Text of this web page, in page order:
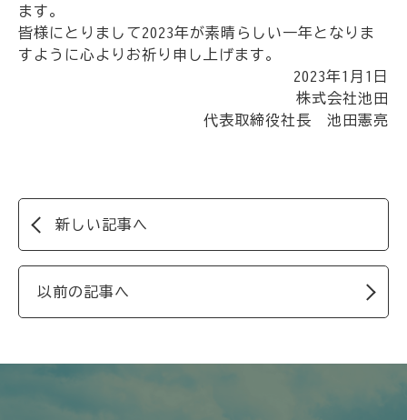
ます。
皆様にとりまして2023年が素晴らしい一年となりま
すように心よりお祈り申し上げます。
2023年1月1日
株式会社池田
代表取締役社長 池田憲亮
新しい記事へ
以前の記事へ